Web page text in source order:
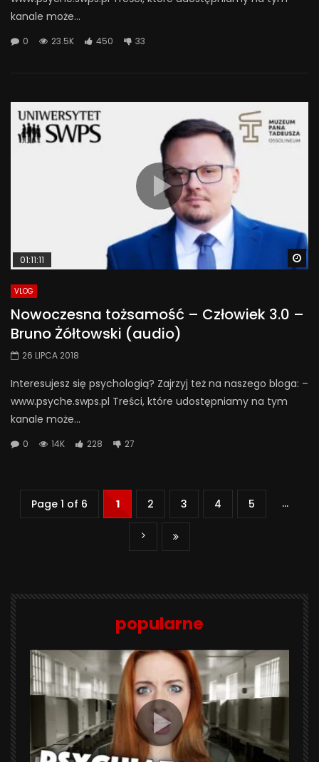
kanale może...
0 23.5K 450 33
01:11:11
VLOG
Nowoczesna tożsamość – Człowiek 3.0 –
Bruno Żółtowski (audio)
26 LIPCA 2018
Interesujesz się psychologią? Zajrzyj też na naszego bloga: –
www.psyche.swps.pl Treści, które udostępniamy na tym
kanale może...
0 14K 228 27
Page 1 of 6 1 2 3 4 5 ...
popularne